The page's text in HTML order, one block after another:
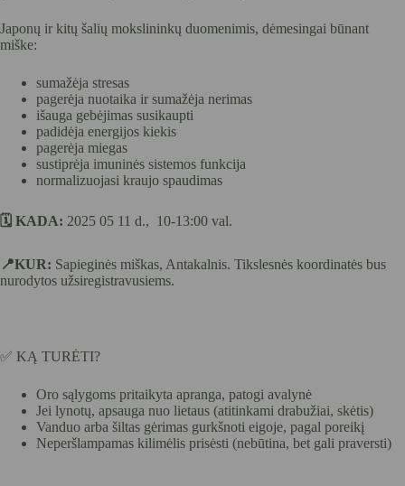
Japonų ir kitų šalių mokslininkų duomenimis, dėmesingai būnant
miške:
sumažėja stresas
pagerėja nuotaika ir sumažėja nerimas
išauga gebėjimas susikaupti
padidėja energijos kiekis
pagerėja miegas
sustiprėja imuninės sistemos funkcija
normalizuojasi kraujo spaudimas
🗓️ KADA: 2025 05 11 d., 10-13:00 val.
📍KUR: Sapieginės miškas, Antakalnis. Tikslesnės koordinatės bus
nurodytos užsiregistravusiems.
✅ KĄ TURĖTI?
Oro sąlygoms pritaikyta apranga, patogi avalynė
Jei lynotų, apsauga nuo lietaus (atitinkami drabužiai, skėtis)
Vanduo arba šiltas gėrimas gurkšnoti eigoje, pagal poreikį
Neperšlampamas kilimėlis prisėsti (nebūtina, bet gali praversti)